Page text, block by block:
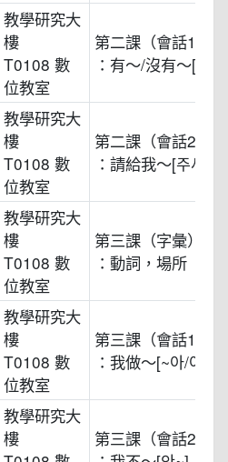
教學研究大
樓
T0108 數
位教室
第二課（會話1）
：有～/沒有～[있
教學研究大
樓
T0108 數
位教室
第二課（會話2）
：請給我～[주세요]
教學研究大
樓
T0108 數
位教室
第三課（字彙）
：動詞，場所
教學研究大
樓
T0108 數
位教室
第三課（會話1）
：我做～[~아/어요]
教學研究大
樓
第三課（會話2）